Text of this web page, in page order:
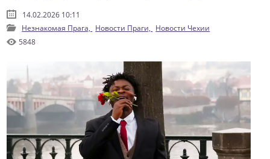
14.02.2026 10:11
Незнакомая Прага, Новости Праги, Новости Чехии
5848